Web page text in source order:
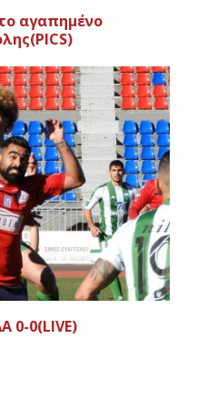
αγαπημένο
0-0(LIVE)